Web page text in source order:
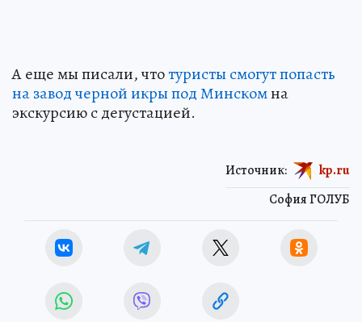
А еще мы писали, чтотуристы смогут попасть
на завод черной икры под Минскомна
экскурсию с дегустацией.
София ГОЛУБ
Источник: kp.ru